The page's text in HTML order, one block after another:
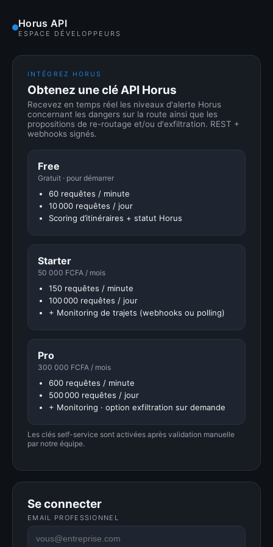
Horus API
ESPACE DÉVELOPPEURS
INTÉGREZ HORUS
Obtenez une clé API Horus
Recevez en temps réel les niveaux d'alerte Horus
concernant les dangers sur la route ainsi que les
propositions de re-routage et/ou d'exfiltration. REST +
webhooks signés.
Free
Gratuit · pour démarrer
60 requêtes / minute
10 000 requêtes / jour
Scoring d’itinéraires + statut Horus
Starter
50 000 FCFA / mois
150 requêtes / minute
100 000 requêtes / jour
+ Monitoring de trajets (webhooks ou polling)
Pro
300 000 FCFA / mois
600 requêtes / minute
500 000 requêtes / jour
+ Monitoring · option exfiltration sur demande
Les clés self-service sont activées après validation manuelle
par notre équipe.
Se connecter
EMAIL PROFESSIONNEL